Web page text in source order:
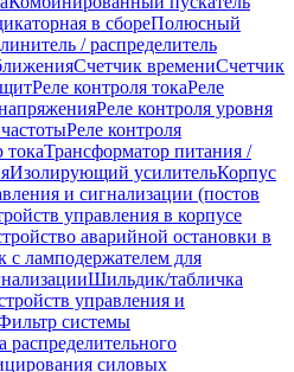
в сбореПолюсный
/ распределитель
Счетчик времениСчетчик
Реле контроля токаРеле
Реле контроля уровня
Реле контроля
токаТрансформатор питания /
Изолирующий усилительКорпус
и сигнализации (постов
управления в корпусе
аварийной остановки в
с ламподержателем для
Шильдик/табличка
управления и
системы
распределительного
силовых